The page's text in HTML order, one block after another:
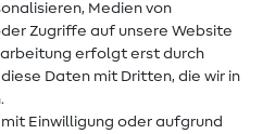
Medien von
Zugriffe auf unsere Website
erfolgt erst durch
Daten mit Dritten, die wir in
Einwilligung oder aufgrund